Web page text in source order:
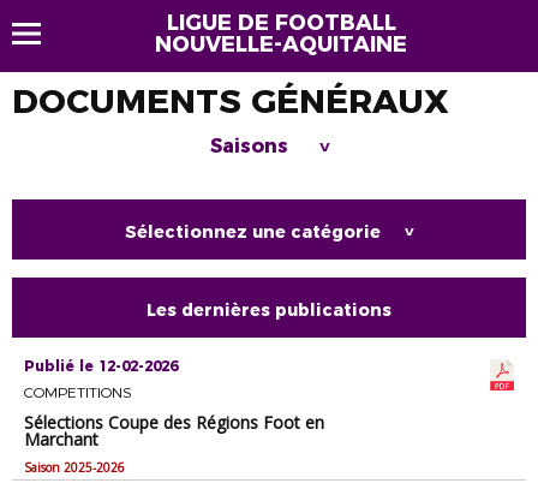
LIGUE DE FOOTBALL
NOUVELLE-AQUITAINE
DOCUMENTS GÉNÉRAUX
Saisons >
Sélectionnez une catégorie >
Les dernières publications
Publié le 12-02-2026
COMPETITIONS
Sélections Coupe des Régions Foot en
Marchant
Saison 2025-2026